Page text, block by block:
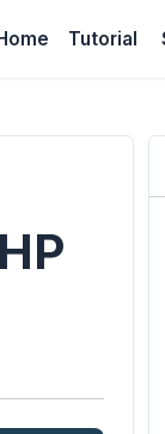
Tutorial